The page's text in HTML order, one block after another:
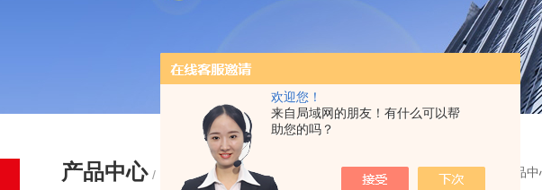
欢迎您！
来自局域网的朋友！有什么可以帮
助您的吗？
产品中心 / PRODUCTS 您的位置：首页 - 产品